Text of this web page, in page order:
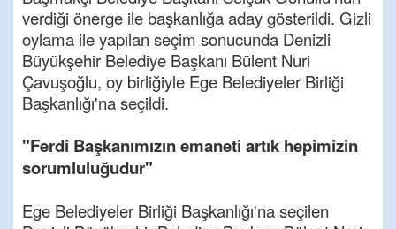
verdiği önerge ile başkanlığa aday gösterildi. Gizli
oylama ile yapılan seçim sonucunda Denizli
Büyükşehir Belediye Başkanı Bülent Nuri
Çavuşoğlu, oy birliğiyle Ege Belediyeler Birliği
Başkanlığı'na seçildi.
"Ferdi Başkanımızın emaneti artık hepimizin
sorumluluğudur"
Ege Belediyeler Birliği Başkanlığı'na seçilen